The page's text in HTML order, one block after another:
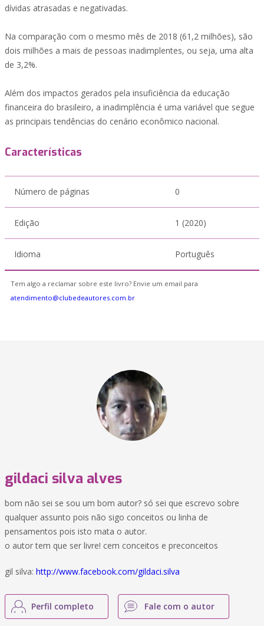
dívidas atrasadas e negativadas.
Na comparação com o mesmo mês de 2018 (61,2 milhões), são
dois milhões a mais de pessoas inadimplentes, ou seja, uma alta
de 3,2%.
Além dos impactos gerados pela insuficiência da educação
financeira do brasileiro, a inadimplência é uma variável que segue
as principais tendências do cenário econômico nacional.
Características
Número de páginas 0
Edição 1 (2020)
Idioma Português
Tem algo a reclamar sobre este livro? Envie um email para
atendimento@clubedeautores.com.br
gildaci silva alves
bom não sei se sou um bom autor? só sei que escrevo sobre
qualquer assunto pois não sigo conceitos ou linha de
pensamentos pois isto mata o autor.
o autor tem que ser livre! cem conceitos e preconceitos
gil silva: http://www.facebook.com/gildaci.silva
Perfil completo Fale com o autor